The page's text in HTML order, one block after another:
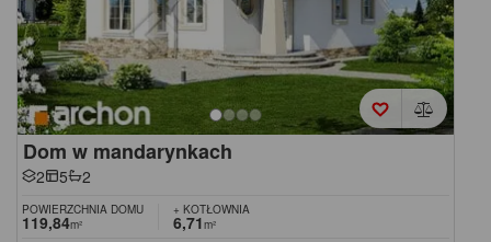
Dom w mandarynkach
2 5 2
POWIERZCHNIA DOMU
119,84m²
+ KOTŁOWNIA
6,71m²